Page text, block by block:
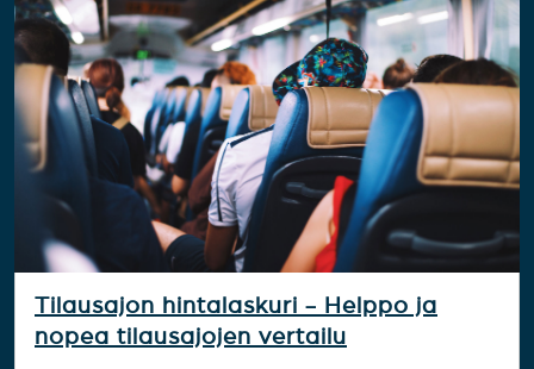
Tilausajon hintalaskuri - Helppo ja
nopea tilausajojen vertailu